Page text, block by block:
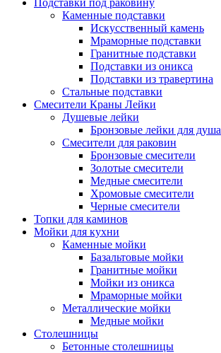
Подставки под раковину
Каменные подставки
Искусственный камень
Мраморные подставки
Гранитные подставки
Подставки из оникса
Подставки из травертина
Стальные подставки
Смесители Краны Лейки
Душевые лейки
Бронзовые лейки для душа
Смесители для раковин
Бронзовые смесители
Золотые смесители
Медные смесители
Хромовые смесители
Черные смесители
Топки для каминов
Мойки для кухни
Каменные мойки
Базальтовые мойки
Гранитные мойки
Мойки из оникса
Мраморные мойки
Металлические мойки
Медные мойки
Столешницы
Бетонные столешницы